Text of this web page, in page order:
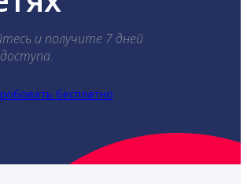
и получите 7 дней
бесплатно